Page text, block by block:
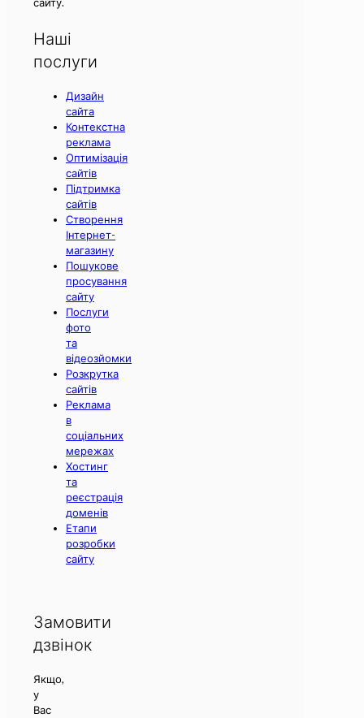
Наші
послуги
Дизайн
сайта
Контекстна
реклама
Оптимізація
сайтів
Підтримка
сайтів
Створення
Інтернет-
магазину
Пошукове
просування
сайту
Послуги
фото
та
відеозйомки
Розкрутка
сайтів
Реклама
в
соціальних
мережах
Хостинг
та
реєстрація
доменів
Етапи
розробки
сайту
Замовити
дзвінок
Якщо,
у
Вас